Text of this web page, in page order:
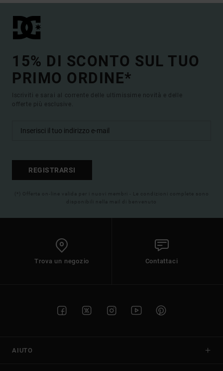
15% DI SCONTO SUL TUO
PRIMO ORDINE*
Iscriviti e sarai al corrente delle ultimissime novità e delle
offerte più esclusive.
REGISTRARSI
(*) Offerta on-line valida per i nuovi membri - Le condizioni complete sono
disponibili nella mail di benvenuto
Trova un negozio Contattaci
AIUTO